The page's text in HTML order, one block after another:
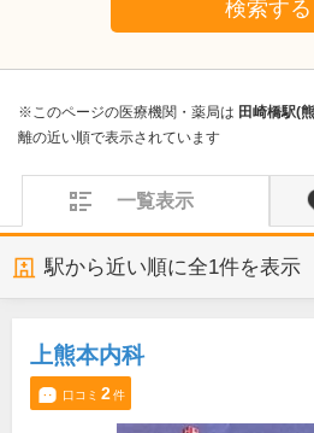
検索する
※このページの医療機関・薬局は 田崎橋駅(
離の近い順で表示されています
一覧表示
駅から近い順に全1件を表示
上熊本内科
口コミ 2件